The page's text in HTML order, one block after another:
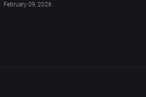
February 09, 2026